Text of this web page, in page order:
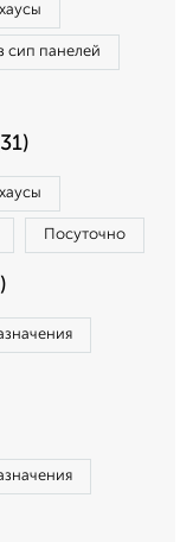
сип панелей
Посуточно